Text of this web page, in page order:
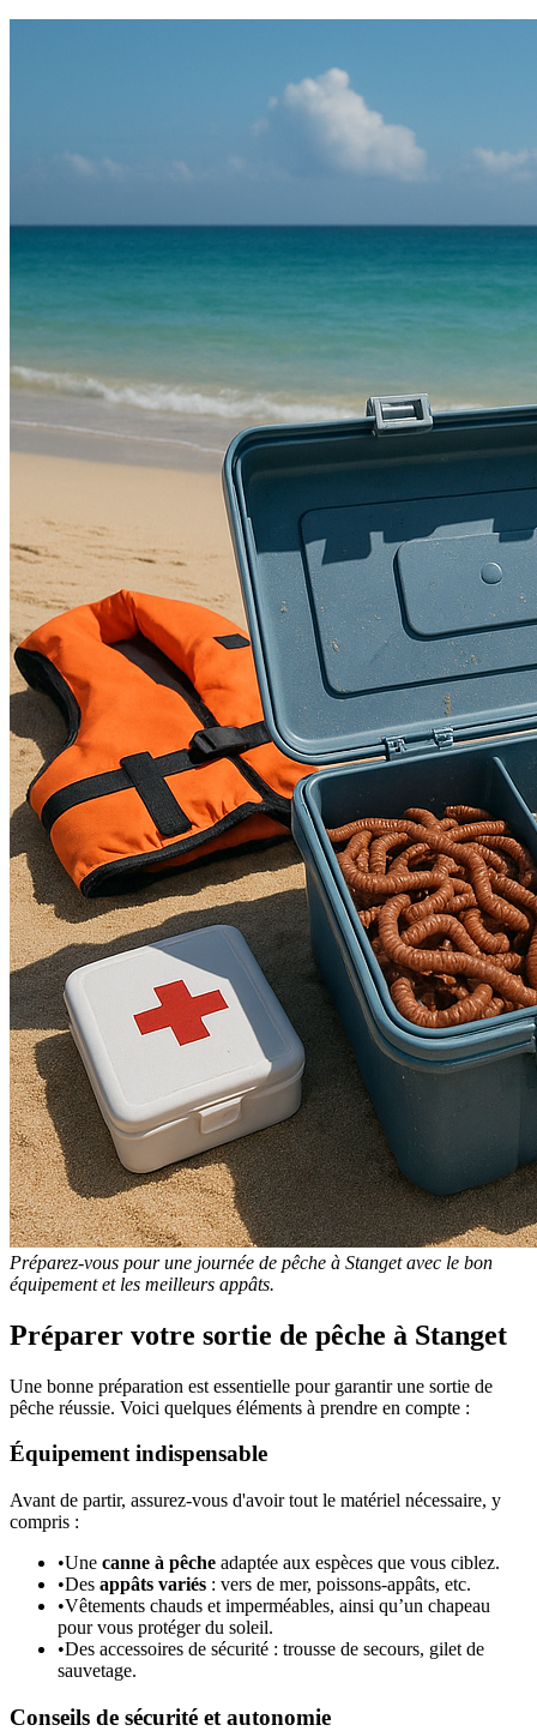
Préparez-vous pour une journée de pêche à Stanget avec le bon
équipement et les meilleurs appâts.
Préparer votre sortie de pêche à Stanget
Une bonne préparation est essentielle pour garantir une sortie de
pêche réussie. Voici quelques éléments à prendre en compte :
Équipement indispensable
Avant de partir, assurez-vous d'avoir tout le matériel nécessaire, y
compris :
•Une canne à pêche adaptée aux espèces que vous ciblez.
•Des appâts variés : vers de mer, poissons-appâts, etc.
•Vêtements chauds et imperméables, ainsi qu’un chapeau
pour vous protéger du soleil.
•Des accessoires de sécurité : trousse de secours, gilet de
sauvetage.
Conseils de sécurité et autonomie